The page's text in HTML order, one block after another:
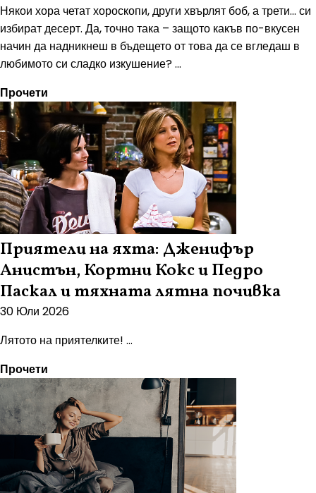
Някои хора четат хороскопи, други хвърлят боб, а трети... си
избират десерт. Да, точно така – защото какъв по-вкусен
начин да надникнеш в бъдещето от това да се вгледаш в
любимото си сладко изкушение? ...
Прочети
Приятели на яхта: Дженифър
Анистън, Кортни Кокс и Педро
Паскал и тяхната лятна почивка
30 Юли 2026
Лятото на приятелките! ...
Прочети